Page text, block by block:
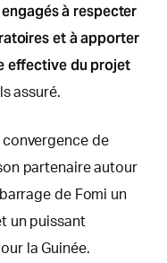
à respecter
et à apporter
effective du projet
assuré.
de
partenaire autour
de Fomi un
un puissant
la Guinée.